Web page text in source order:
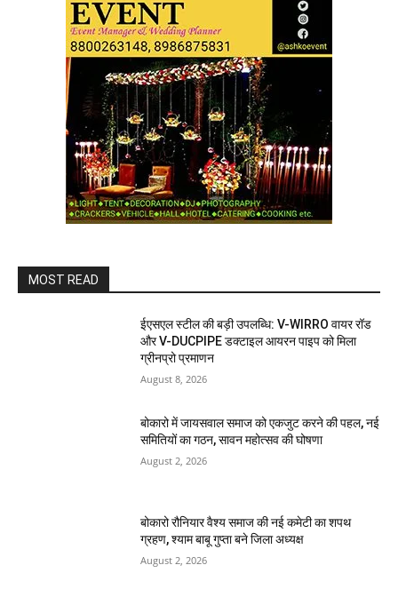
MOST READ
ईएसएल स्टील की बड़ी उपलब्धि: V-WIRRO वायर रॉड
और V-DUCPIPE डक्टाइल आयरन पाइप को मिला
ग्रीनप्रो प्रमाणन
August 8, 2026
बोकारो में जायसवाल समाज को एकजुट करने की पहल, नई
समितियों का गठन, सावन महोत्सव की घोषणा
August 2, 2026
बोकारो रौनियार वैश्य समाज की नई कमेटी का शपथ
ग्रहण, श्याम बाबू गुप्ता बने जिला अध्यक्ष
August 2, 2026